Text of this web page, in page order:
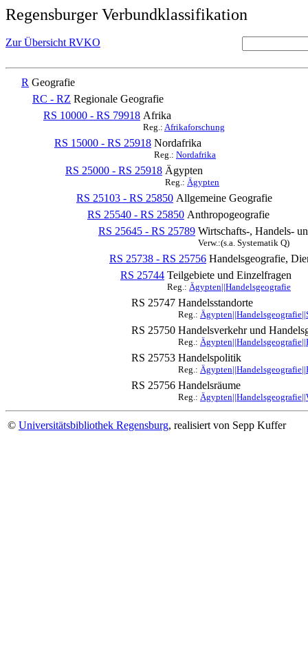
Regensburger Verbundklassifikation
Zur Übersicht RVKO
R Geografie
RC - RZ Regionale Geografie
RS 10000 - RS 79918 Afrika
Reg.: Afrikaforschung
RS 15000 - RS 25918 Nordafrika
Reg.: Nordafrika
RS 25000 - RS 25918 Ägypten
Reg.: Ägypten
RS 25103 - RS 25850 Allgemeine Geografie
RS 25540 - RS 25850 Anthropogeografie
RS 25645 - RS 25789 Wirtschafts-, Handels-
Verw.:(s.a. Systematik Q)
RS 25738 - RS 25756 Handelsgeografie,
RS 25744 Teilgebiete und Einzelfragen
Reg.: Ägypten||Handelsgeografie
RS 25747 Handelsstandorte
Reg.:
RS 25750 Handelsverkehr und
Reg.:
RS 25753 Handelspolitik
Reg.:
RS 25756 Handelsräume
Reg.:
© Universitätsbibliothek Regensburg, realisiert von Sepp Kuffer